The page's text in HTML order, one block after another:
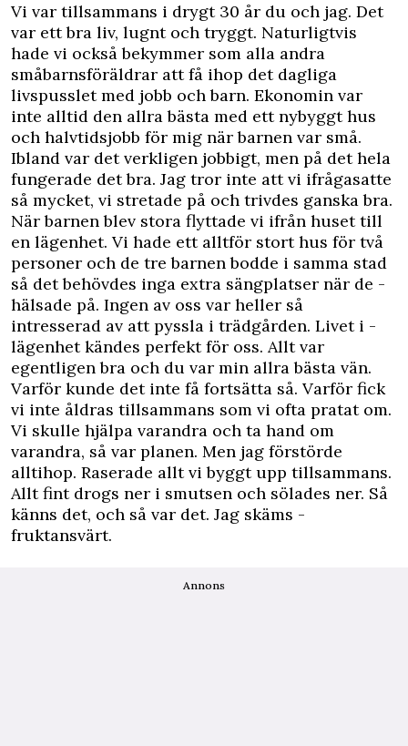
Vi var tillsammans i drygt 30 år du och jag. Det
var ett bra liv, lugnt och tryggt. ­Naturligtvis
hade vi också ­bekymmer som alla andra
småbarnsföräldrar att få ihop det dagliga
livspusslet med jobb och barn. Ekonomin var
inte alltid den allra bästa med ett nybyggt hus
och halvtidsjobb för mig när barnen var små.
Ibland var det verkligen ­jobbigt, men på det hela
fungerade det bra. Jag tror inte att vi ifrågasatte
så mycket, vi stretade på och trivdes ganska bra.
När barnen blev stora flyttade vi ifrån huset till
en lägenhet. Vi hade ett alltför stort hus för två
personer och de tre barnen bodde i samma stad
så det behövdes inga ­extra sängplatser när de ­
hälsade på. Ingen av oss var heller så
intresserad av att pyssla i trädgården. Livet i ­
lägenhet kändes perfekt för oss. Allt var
egentligen bra och du var min allra bästa vän.
Varför kunde det inte få fortsätta så. Varför fick
vi inte åldras ­tillsammans som vi ofta ­pratat om.
Vi skulle hjälpa varandra och ta hand om
varandra, så var planen. Men jag förstörde
alltihop. Raserade allt vi byggt upp tillsammans.
Allt fint drogs ner i smutsen och sölades ner. Så
känns det, och så var det. Jag skäms ­
fruktansvärt.
Annons